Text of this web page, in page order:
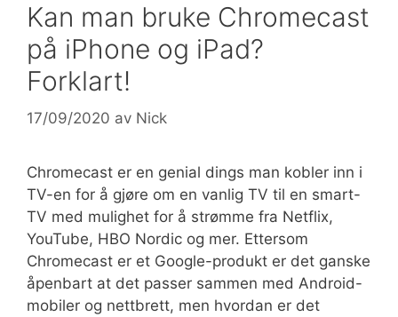
Kan man bruke Chromecast
på iPhone og iPad?
Forklart!
17/09/2020 av Nick
Chromecast er en genial dings man kobler inn i
TV-en for å gjøre om en vanlig TV til en smart-
TV med mulighet for å strømme fra Netflix,
YouTube, HBO Nordic og mer. Ettersom
Chromecast er et Google-produkt er det ganske
åpenbart at det passer sammen med Android-
mobiler og nettbrett, men hvordan er det